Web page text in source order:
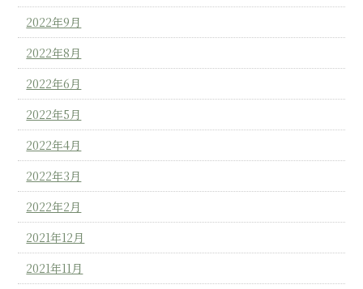
2022年9月
2022年8月
2022年6月
2022年5月
2022年4月
2022年3月
2022年2月
2021年12月
2021年11月